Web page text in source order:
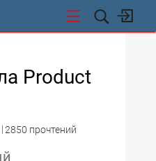
Product
2850 прочтений